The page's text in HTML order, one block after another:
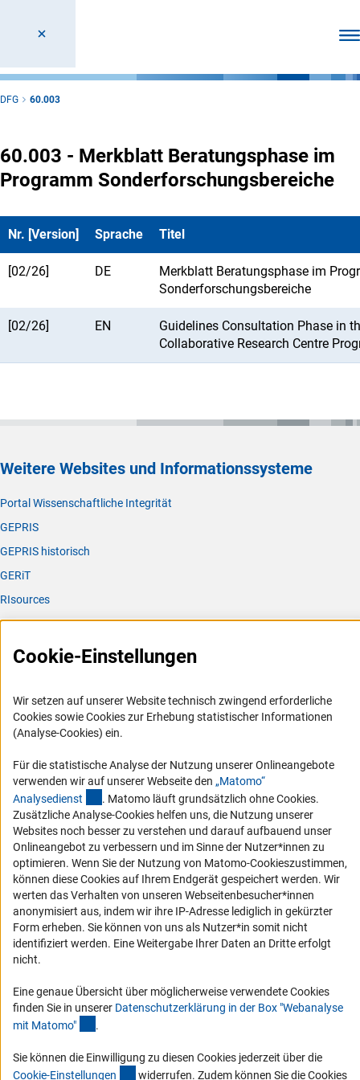
DFG 60.003
60.003 - Merkblatt Beratungsphase im
Programm Sonderforschungsbereiche
Nr. [Version] Sprache Titel
[02/26] DE
Merkblatt Beratungsphase im
Sonderforschungsbereiche
[02/26] EN
Guidelines Consultation Phase in
Collaborative Research Centre
Weitere Websites und Informationssysteme
Portal Wissenschaftliche Integrität
GEPRIS
GEPRIS historisch
GERiT
RIsources
Service
Presse
Karriere
Logo und Corporate Design
Compliance
Vergabeverfahren
Barrierefreiheit
Service und Informationen für Menschen mit Behinderungen
Erklärung zur Barrierefreiheit
Barriere melden
DFG-aktuell
schauen Sie sich die Ausgaben online an.
Cookie-Einstellungen
Wir setzen auf unserer Website technisch zwingend erforderliche
Cookies sowie Cookies zur Erhebung statistischer Informationen
(Analyse-Cookies) ein.
Für die statistische Analyse der Nutzung unserer Onlineangebote
verwenden wir auf unserer Webseite den „Matomo“
Analysedienst (externer Link)
. Matomo läuft grundsätzlich ohne Cookies.
Zusätzliche Analyse-Cookies helfen uns, die Nutzung unserer
Websites noch besser zu verstehen und darauf aufbauend unser
Onlineangebot zu verbessern und im Sinne der Nutzer*innen zu
optimieren. Wenn Sie der Nutzung von Matomo-Cookieszustimmen,
können diese Cookies auf Ihrem Endgerät gespeichert werden. Wir
werten das Verhalten von unseren Webseitenbesucher*innen
anonymisiert aus, indem wir ihre IP-Adresse lediglich in gekürzter
Form erheben. Sie können von uns als Nutzer*in somit nicht
identifiziert werden. Eine Weitergabe Ihrer Daten an Dritte erfolgt
nicht.
Eine genaue Übersicht über möglicherweise verwendete Cookies
finden Sie in unserer Datenschutzerklärung in der Box "Webanalyse
mit Matomo" .
Sie können die Einwilligung zu diesen Cookies jederzeit über die
Cookie-Einstellungen (interner Link)
widerrufen. Zudem können Sie die Cookies